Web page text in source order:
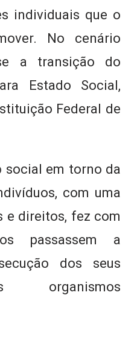
individuais que o
No cenário
a transição do
Estado Social,
Federal de
social em torno da
com uma
e direitos, fez com
passassem a
dos seus
organismos